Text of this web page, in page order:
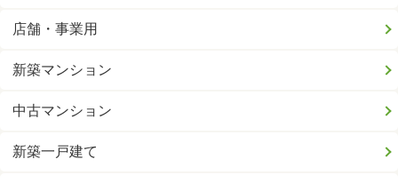
店舗・事業用
新築マンション
中古マンション
新築一戸建て